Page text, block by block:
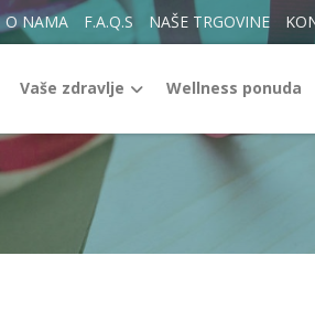
O NAMA F.A.Q.S NAŠE TRGOVINE
Vaše zdravlje Wellness ponuda